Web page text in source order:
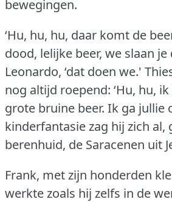
bewegingen.
‘Hu, hu, hu, daar komt de
dood, lelijke beer, we slaan je
Leonardo, ‘dat doen we.'
nog altijd roepend: ‘Hu, hu,
grote bruine beer. Ik ga jullie
kinderfantasie zag hij zich al,
berenhuid, de Saracenen uit
Frank, met zijn honderden
werkte zoals hij zelfs in de